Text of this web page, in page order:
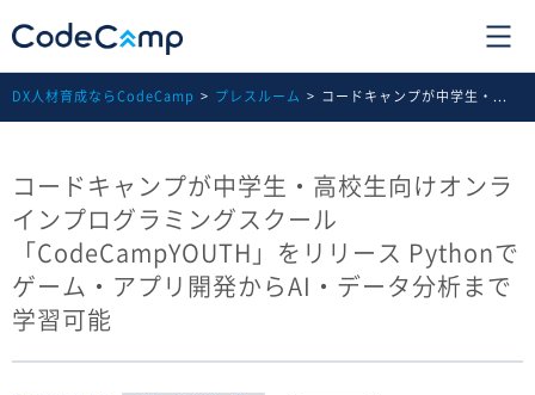
DX人材育成ならCodeCamp プレスルーム コードキャンプが中学生・...
コードキャンプが中学生・高校生向けオンラ
インプログラミングスクール
「CodeCampYOUTH」をリリース Pythonで
ゲーム・アプリ開発からAI・データ分析まで
学習可能